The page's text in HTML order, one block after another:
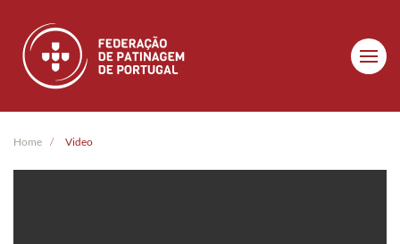
Skip to main content
Home Video